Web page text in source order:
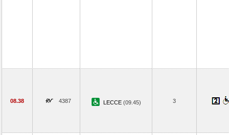
08.38 4387 LECCE (09.45) 3